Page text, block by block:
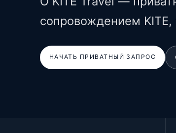
сопровождением
НАЧАТЬ ПРИВАТНЫЙ ЗАПРОС